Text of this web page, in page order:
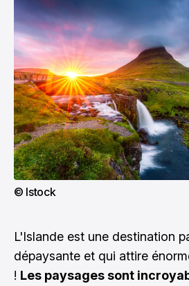
© Istock
L'Islande est une destination
dépaysante et qui attire
! Les paysages sont